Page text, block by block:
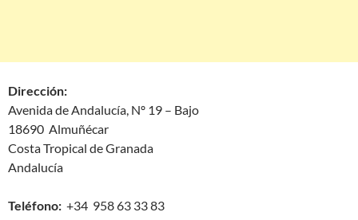
Dirección:
Avenida de Andalucía, Nº 19 – Bajo
18690 Almuñécar
Costa Tropical de Granada
Andalucía
Teléfono: +34 958 63 33 83